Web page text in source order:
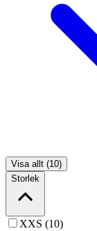
Visa allt (10)
Storlek
XXS (10)